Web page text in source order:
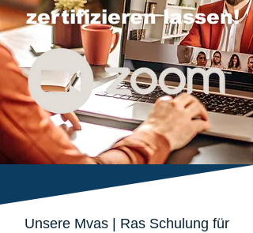
zertifizieren lassen!
Unsere Mvas | Ras Schulung für